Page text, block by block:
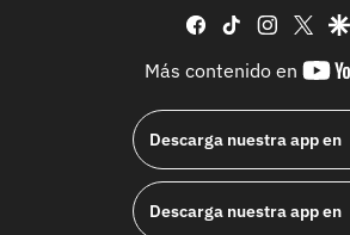
facebook
tiktok
Más contenido en
Descarga nuestra app en
Descarga nuestra app en